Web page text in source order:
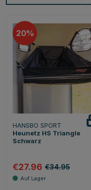
20
HANSBO SPORT
Heunetz HS Triangle
Schwarz
€27.96 €34.95